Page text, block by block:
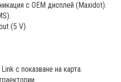
с OEM дисплей (Maxidot).
(5 V).
с показване на карта.